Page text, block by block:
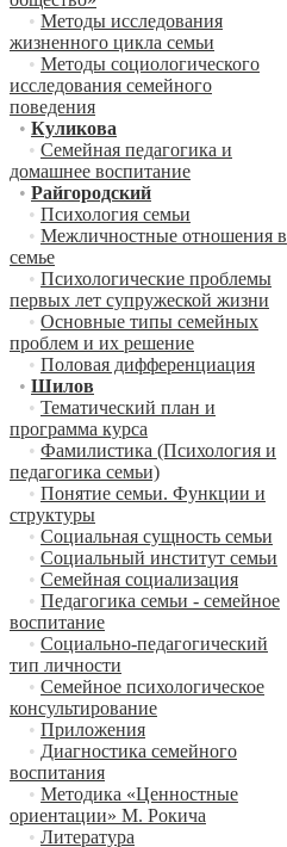
• Методы исследования
жизненного цикла семьи
• Методы социологического
исследования семейного
поведения
• Куликова
• Семейная педагогика и
домашнее воспитание
• Райгородский
• Психология семьи
• Межличностные отношения в
семье
• Психологические проблемы
первых лет супружеской жизни
• Основные типы семейных
проблем и их решение
• Половая дифференциация
• Шилов
• Тематический план и
программа курса
• Фамилистика (Психология и
педагогика семьи)
• Понятие семьи. Функции и
структуры
• Социальная сущность семьи
• Социальный институт семьи
• Семейная социализация
• Педагогика семьи - семейное
воспитание
• Социально-педагогический
тип личности
• Семейное психологическое
консультирование
• Приложения
• Диагностика семейного
воспитания
• Методика «Ценностные
ориентации» М. Рокича
• Литература